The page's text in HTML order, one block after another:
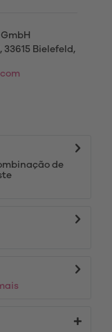
33615 Bielefeld,
de